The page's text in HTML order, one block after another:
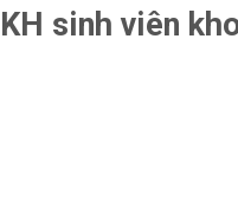
sinh viên